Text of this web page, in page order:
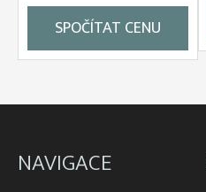
SPOČÍTAT CENU
NAVIGACE